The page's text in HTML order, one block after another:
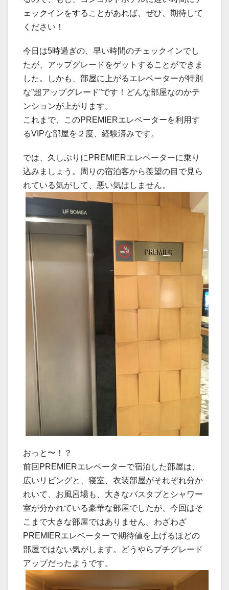
ェックインをすることがあれば、ぜひ、期待して
ください！
今日は5時過ぎの、早い時間のチェックインでし
たが、アップグレードをゲットすることができま
した。しかも、部屋に上がるエレベーターが特別
な”超アップグレード”です！どんな部屋なのかテ
ンションが上がります。
これまで、このPREMIERエレベーターを利用す
るVIPな部屋を２度、経験済みです。
では、久しぶりにPREMIERエレベーターに乗り
込みましょう。周りの宿泊客から羨望の目で見ら
れている気がして、悪い気はしません。
おっと〜！？
前回PREMIERエレベーターで宿泊した部屋は、
広いリビングと、寝室、衣装部屋がそれぞれ分か
れいて、お風呂場も、大きなバスタプとシャワー
室が分かれている豪華な部屋でしたが、今回はそ
こまで大きな部屋ではありません。わざわざ
PREMIERエレベーターで期待値を上げるほどの
部屋ではない気がします。どうやらプチグレード
アップだったようです。